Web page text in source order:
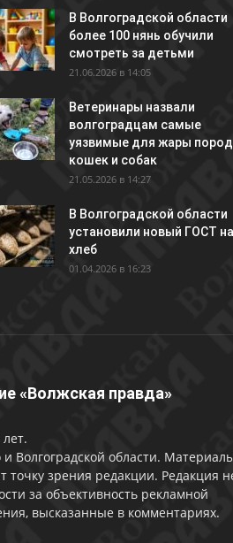
В Волгоградской области
более 100 нянь обучили
смотреть за детьми
21.06.2026 в 14:05
Ветеринары назвали
волгоградцам самые
уязвимые для жары
кошек и собак
21.05.2026 в 14:27
В Волгоградской области
установили новый ГОСТ на
хлеб
01.04.2026 в 16:23
«Волжская правда»
и Волгоградской области.
точку зрения редакции. Редакция
за объективность рекламной
высказанные в комментариях.